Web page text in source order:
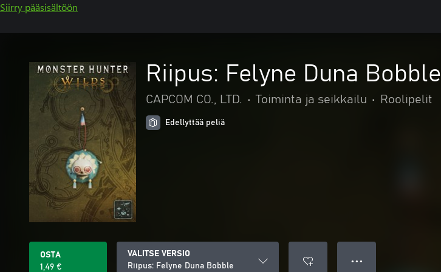
Siirry pääsisältöön
Riipus: Felyne Duna Bobble
CAPCOM CO., LTD. • Toiminta ja seikkailu • Roolipelit
Edellyttää peliä
OSTA
1,49 €
VALITSE VERSIO
Riipus: Felyne Duna Bobble
● ● ●